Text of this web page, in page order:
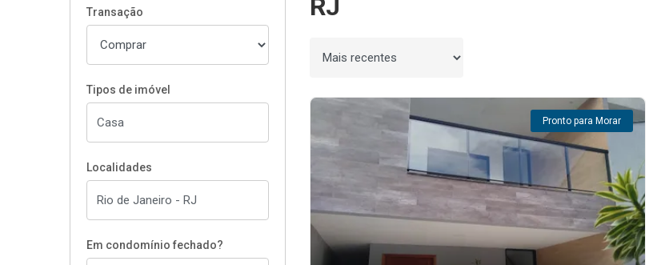
Transação
Tipos de imóvel
Localidades
Em condomínio fechado?
RJ
Ordenar por
Pronto para Morar